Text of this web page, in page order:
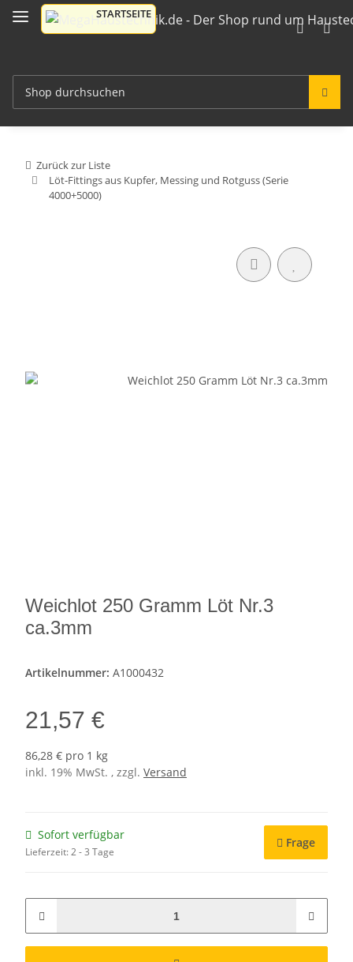
Zurück zur Liste
Löt-Fittings aus Kupfer, Messing und Rotguss (Serie
4000+5000)
Weichlot 250 Gramm Löt Nr.3
ca.3mm
Artikelnummer: A1000432
21,57 €
86,28 € pro 1 kg
inkl. 19% MwSt. , zzgl. Versand
Sofort verfügbar
Lieferzeit:2 - 3 Tage
Frage